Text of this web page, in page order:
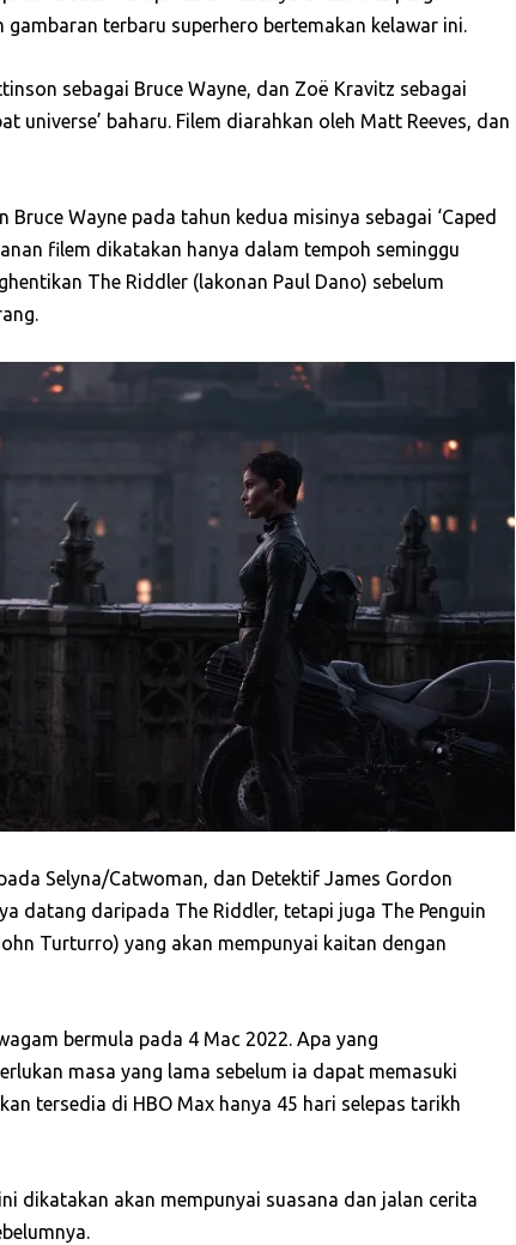
gambaran terbaru superhero bertemakan kelawar ini.
sebagai Bruce Wayne, dan Zoë Kravitz sebagai
universe’ baharu. Filem diarahkan oleh Matt Reeves, dan
Wayne pada tahun kedua misinya sebagai ‘Caped
filem dikatakan hanya dalam tempoh seminggu
The Riddler (lakonan Paul Dano) sebelum
Selyna/Catwoman, dan Detektif James Gordon
datang daripada The Riddler, tetapi juga The Penguin
Turturro) yang akan mempunyai kaitan dengan
bermula pada 4 Mac 2022. Apa yang
masa yang lama sebelum ia dapat memasuki
tersedia di HBO Max hanya 45 hari selepas tarikh
dikatakan akan mempunyai suasana dan jalan cerita